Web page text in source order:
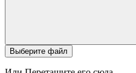
Выберите файл